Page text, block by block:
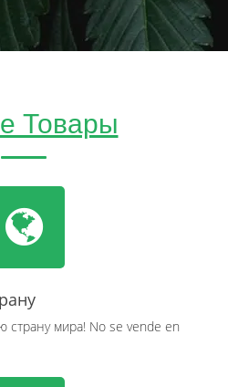
Товары
страну мира! No se vende en